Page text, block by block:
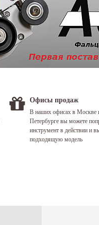
Офисы продаж
В наших офисах в Москве
Петербурге вы можете
инструмент в действии и
подходящую модель